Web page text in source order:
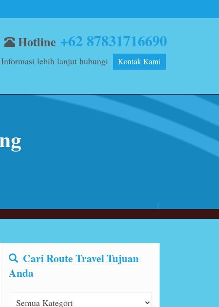
Hotline +62 87831716690
Informasi lebih lanjut hubungi Kontak Kami
Cari Route Travel Tujuan
Anda